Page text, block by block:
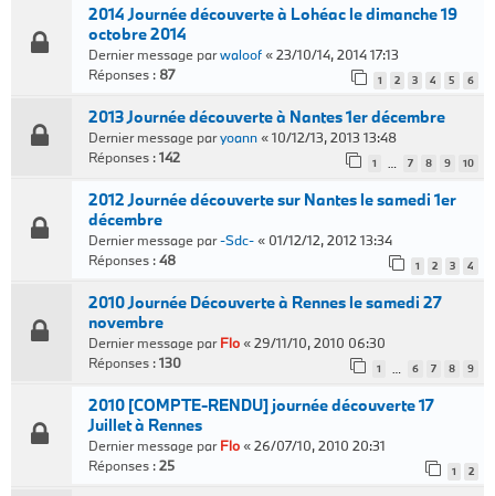
2014 Journée découverte à Lohéac le dimanche 19
octobre 2014
Dernier message parwaloof«23/10/14, 2014 17:13
Réponses : 87 1 2 3 4 5 6
2013 Journée découverte à Nantes 1er décembre
Dernier message paryoann«10/12/13, 2013 13:48
Réponses :142 1 … 7 8 9 10
2012 Journée découverte sur Nantes le samedi 1er
décembre
Dernier message par-Sdc-« 01/12/12, 2012 13:34
Réponses :48 1 2 3 4
2010 Journée Découverte à Rennes le samedi 27
novembre
Dernier message parFlo«29/11/10, 2010 06:30
Réponses :130 1 … 6 7 8 9
2010 [COMPTE-RENDU] journée découverte 17
Juillet à Rennes
Dernier message parFlo«26/07/10, 2010 20:31
Réponses :25 1 2